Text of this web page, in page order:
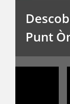
Punt